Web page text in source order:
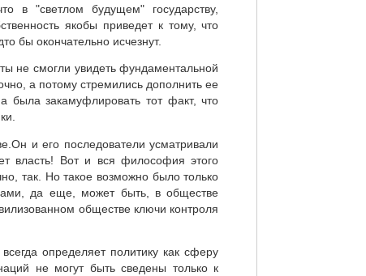
в "светлом будущем" государству,
якобы приведет к тому, что
бы окончательно исчезнут.
не смогли увидеть фундаментальной
а потому стремились дополнить ее
была закамуфлировать тот факт, что
и его последователи усматривали
власть! Вот и вся философия этого
так. Но такое возможно было только
да еще, может быть, в обществе
обществе ключи контроля
определяет политику как сферу
не могут быть сведены только к